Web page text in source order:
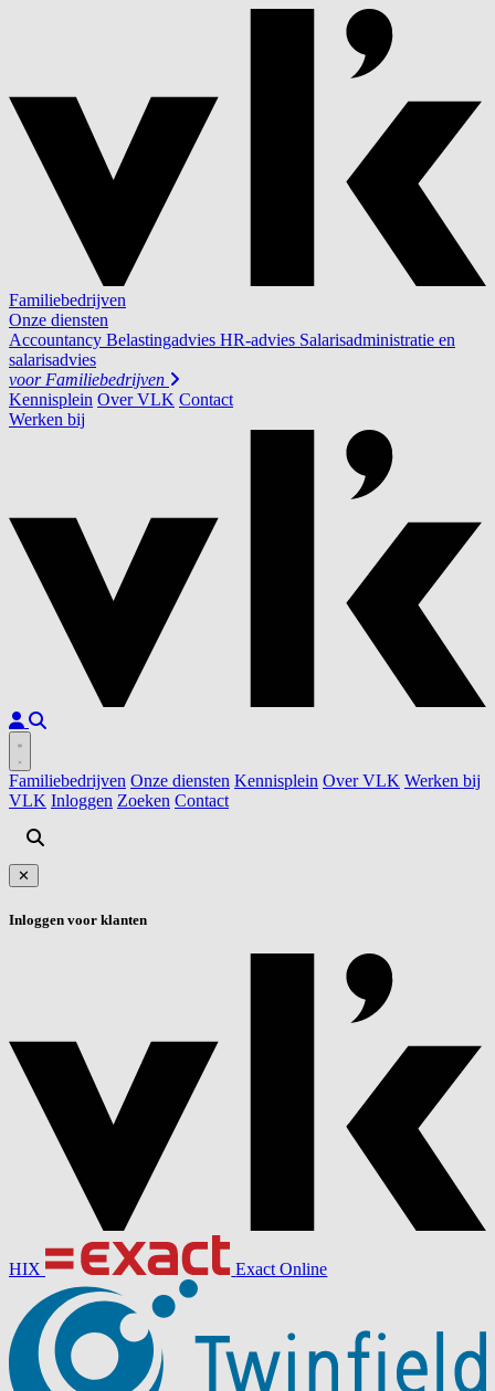
Familiebedrijven
Onze diensten
Accountancy Belastingadvies HR-advies Salarisadministratie en
salarisadvies
voor Familiebedrijven
Kennisplein Over VLK Contact
Werken bij
Familiebedrijven Onze diensten Kennisplein Over VLK Werken bij
VLK Inloggen Zoeken Contact
✕
Inloggen voor klanten
HIX Exact Online